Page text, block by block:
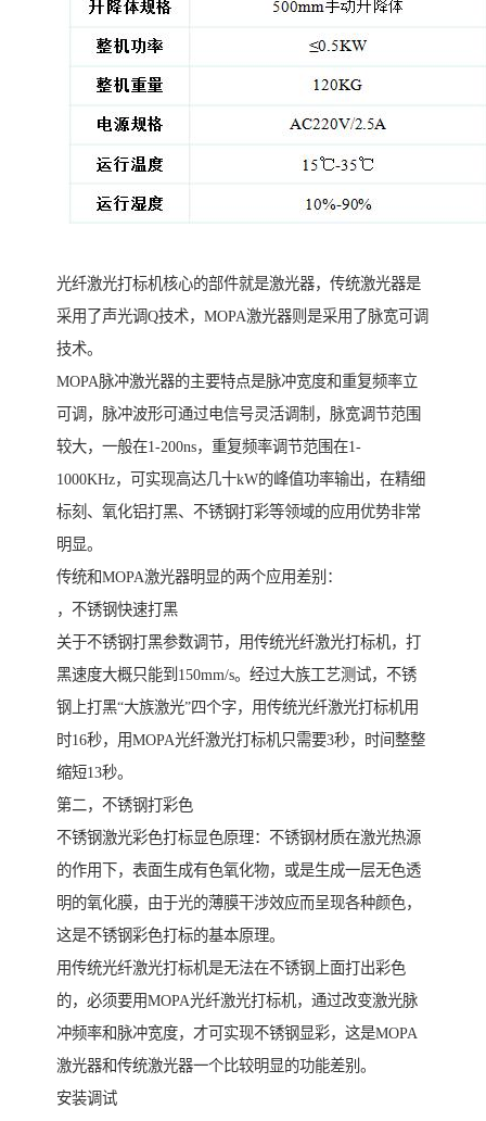
光纤激光打标机核心的部件就是激光器，传统激光器是
采用了声光调Q技术，MOPA激光器则是采用了脉宽可调
技术。
MOPA脉冲激光器的主要特点是脉冲宽度和重复频率立
可调，脉冲波形可通过电信号灵活调制，脉宽调节范围
较大，一般在1-200ns，重复频率调节范围在1-
1000KHz，可实现高达几十kW的峰值功率输出，在精细
标刻、氧化铝打黑、不锈钢打彩等领域的应用优势非常
明显。
传统和MOPA激光器明显的两个应用差别：
，不锈钢快速打黑
关于不锈钢打黑参数调节，用传统光纤激光打标机，打
黑速度大概只能到150mm/s。经过大族工艺测试，不锈
钢上打黑“大族激光”四个字，用传统光纤激光打标机用
时16秒，用MOPA光纤激光打标机只需要3秒，时间整整
缩短13秒。
第二，不锈钢打彩色
不锈钢激光彩色打标显色原理：不锈钢材质在激光热源
的作用下，表面生成有色氧化物，或是生成一层无色透
明的氧化膜，由于光的薄膜干涉效应而呈现各种颜色，
这是不锈钢彩色打标的基本原理。
用传统光纤激光打标机是无法在不锈钢上面打出彩色
的，必须要用MOPA光纤激光打标机，通过改变激光脉
冲频率和脉冲宽度，才可实现不锈钢显彩，这是MOPA
激光器和传统激光器一个比较明显的功能差别。
安装调试